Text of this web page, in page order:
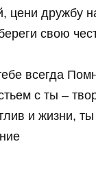
цени дружбу
свою
всегда
с ты –
и жизни, ты